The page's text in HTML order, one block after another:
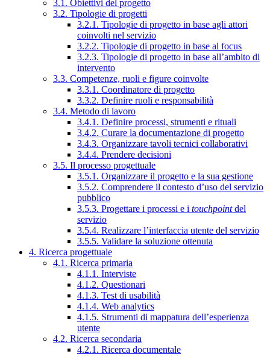
3.1. Obiettivi del progetto
3.2. Tipologie di progetti
3.2.1. Tipologie di progetto in base agli attori
coinvolti nel servizio
3.2.2. Tipologie di progetto in base al focus
3.2.3. Tipologie di progetto in base all’ambito di
intervento
3.3. Competenze, ruoli e figure coinvolte
3.3.1. Coordinatore di progetto
3.3.2. Definire ruoli e responsabilità
3.4. Metodo di lavoro
3.4.1. Definire processi, strumenti e rituali
3.4.2. Curare la documentazione di progetto
3.4.3. Organizzare tavoli tecnici collaborativi
3.4.4. Prendere decisioni
3.5. Il processo progettuale
3.5.1. Organizzare il progetto e la sua gestione
3.5.2. Comprendere il contesto d’uso del servizio
pubblico
3.5.3. Progettare i processi e i touchpointdel
servizio
3.5.4. Realizzare l’interfaccia utente del servizio
3.5.5. Validare la soluzione ottenuta
4. Ricerca progettuale
4.1. Ricerca primaria
4.1.1. Interviste
4.1.2. Questionari
4.1.3. Test di usabilità
4.1.4. Web analytics
4.1.5. Strumenti di mappatura dell’esperienza
utente
4.2. Ricerca secondaria
4.2.1. Ricerca documentale